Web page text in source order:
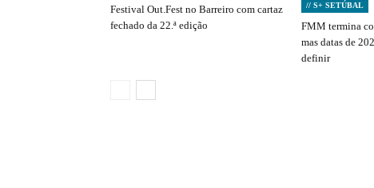
Festival Out.Fest no Barreiro com cartaz
fechado da 22.ª edição
// S+ SETÚBAL
FMM termina
mas datas de
definir